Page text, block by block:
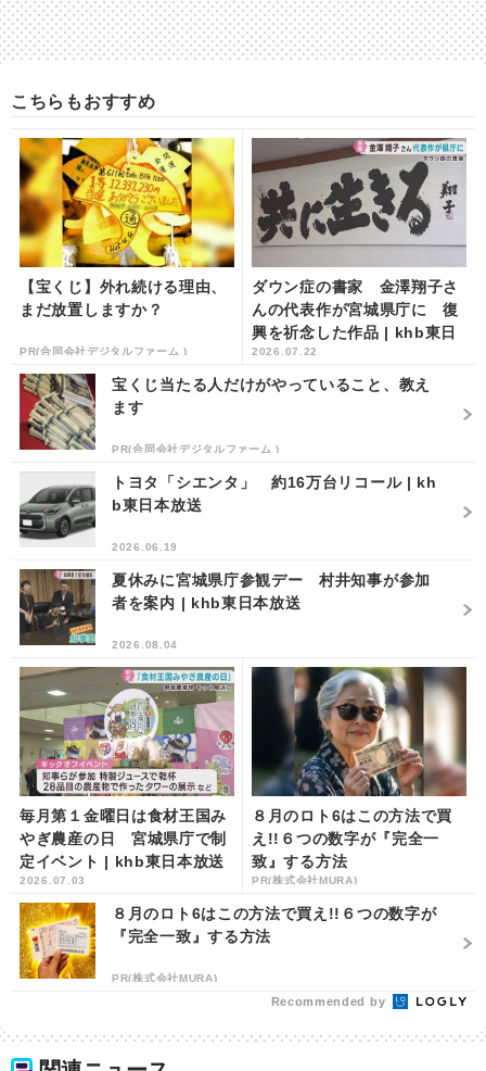
こちらもおすすめ
【宝くじ】外れ続ける理由、
まだ放置しますか？
PR(合同会社デジタルファーム )
ダウン症の書家 金澤翔子さ
んの代表作が宮城県庁に 復
興を祈念した作品 | khb東日
本放送
2026.07.22
宝くじ当たる人だけがやっていること、教え
ます
PR(合同会社デジタルファーム )
トヨタ「シエンタ」 約16万台リコール | kh
b東日本放送
2026.06.19
夏休みに宮城県庁参観デー 村井知事が参加
者を案内 | khb東日本放送
2026.08.04
毎月第１金曜日は食材王国み
やぎ農産の日 宮城県庁で制
定イベント | khb東日本放送
2026.07.03
８月のロト6はこの方法で買
え!!６つの数字が『完全一
致』する方法
PR(株式会社MURA)
８月のロト6はこの方法で買え!!６つの数字が
『完全一致』する方法
PR(株式会社MURA)
Recommended by